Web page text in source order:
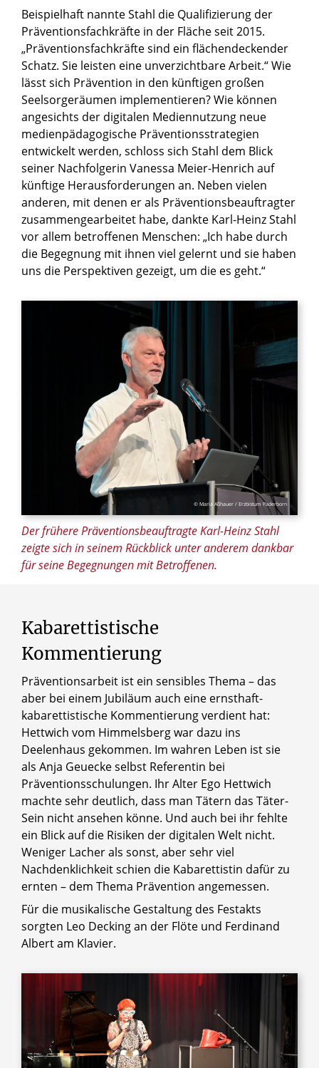
© Maria Aßhauer / Erzbistum Paderborn
Der frühere Präventionsbeauftragte Karl-Heinz Stahl
zeigte sich in seinem Rückblick unter anderem dankbar
für seine Begegnungen mit Betroffenen.
Beispielhaft nannte Stahl die Qualifizierung der
Präventionsfachkräfte in der Fläche seit 2015.
„Präventionsfachkräfte sind ein flächendeckender
Schatz. Sie leisten eine unverzichtbare Arbeit.“ Wie
lässt sich Prävention in den künftigen großen
Seelsorgeräumen implementieren? Wie können
angesichts der digitalen Mediennutzung neue
medienpädagogische Präventionsstrategien
entwickelt werden, schloss sich Stahl dem Blick
seiner Nachfolgerin Vanessa Meier-Henrich auf
künftige Herausforderungen an. Neben vielen
anderen, mit denen er als Präventionsbeauftragter
zusammengearbeitet habe, dankte Karl-Heinz Stahl
vor allem betroffenen Menschen: „Ich habe durch
die Begegnung mit ihnen viel gelernt und sie haben
uns die Perspektiven gezeigt, um die es geht.“
Kabarettistische
Kommentierung
Präventionsarbeit ist ein sensibles Thema – das
aber bei einem Jubiläum auch eine ernsthaft-
kabarettistische Kommentierung verdient hat:
Hettwich vom Himmelsberg war dazu ins
Deelenhaus gekommen. Im wahren Leben ist sie
als Anja Geuecke selbst Referentin bei
Präventionsschulungen. Ihr Alter Ego Hettwich
machte sehr deutlich, dass man Tätern das Täter-
Sein nicht ansehen könne. Und auch bei ihr fehlte
ein Blick auf die Risiken der digitalen Welt nicht.
Weniger Lacher als sonst, aber sehr viel
Nachdenklichkeit schien die Kabarettistin dafür zu
ernten – dem Thema Prävention angemessen.
Für die musikalische Gestaltung des Festakts
sorgten Leo Decking an der Flöte und Ferdinand
Albert am Klavier.